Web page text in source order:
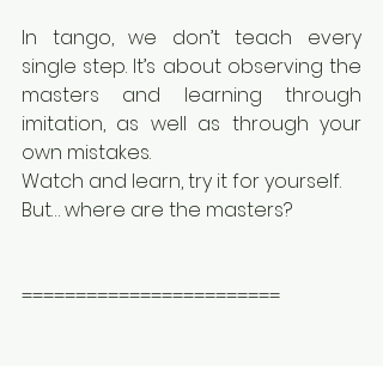
In tango, we don’t teach every
single step. It’s about observing the
masters and learning through
imitation, as well as through your
own mistakes.
Watch and learn, try it for yourself.
But… where are the masters?
========================